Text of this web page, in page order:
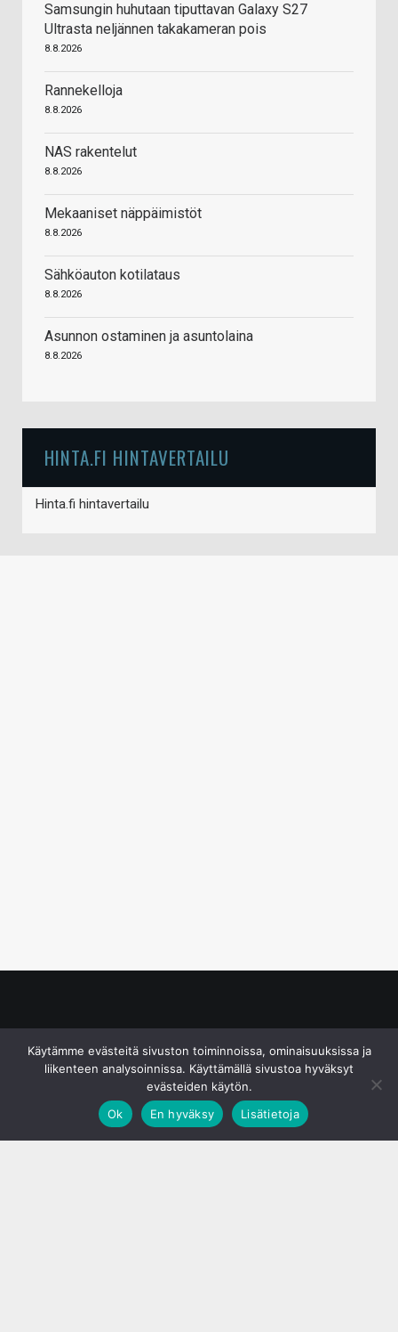
Samsungin huhutaan tiputtavan Galaxy S27
Ultrasta neljännen takakameran pois
8.8.2026
Rannekelloja
8.8.2026
NAS rakentelut
8.8.2026
Mekaaniset näppäimistöt
8.8.2026
Sähköauton kotilataus
8.8.2026
Asunnon ostaminen ja asuntolaina
8.8.2026
HINTA.FI HINTAVERTAILU
Hinta.fi hintavertailu
Käytämme evästeitä sivuston toiminnoissa, ominaisuuksissa ja
liikenteen analysoinnissa. Käyttämällä sivustoa hyväksyt
evästeiden käytön.
Ok
En hyväksy Lisätietoja